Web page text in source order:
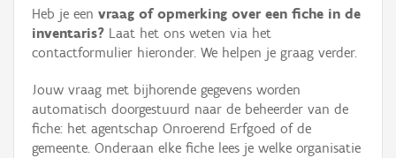
Erfgoedobject
Aanduidingsobject
Waarneming
Thema
Heb je een vraag of opmerking over een fiche in de
inventaris? Laat het ons weten via het
contactformulier hieronder. We helpen je graag verder.
Jouw vraag met bijhorende gegevens worden
automatisch doorgestuurd naar de beheerder van de
fiche: het agentschap Onroerend Erfgoed of de
gemeente. Onderaan elke fiche lees je welke organisatie